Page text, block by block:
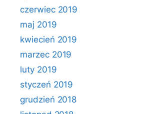
czerwiec 2019
maj 2019
kwiecień 2019
marzec 2019
luty 2019
styczeń 2019
grudzień 2018